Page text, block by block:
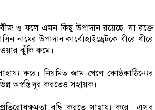
ও ফলে এমন কিছু উপাদান রয়েছে, যা রক্তে
নামের উপাদান কার্বোহাইড্রেটকে ধীরে ধীরে
ঝুঁকি কমে।
করে। নিয়মিত জাম খেলে কোষ্ঠকাঠিন্যের
অস্বস্তি দূর করতেও সহায়ক।
বৃদ্ধি করতে সাহায্য করে। এসব